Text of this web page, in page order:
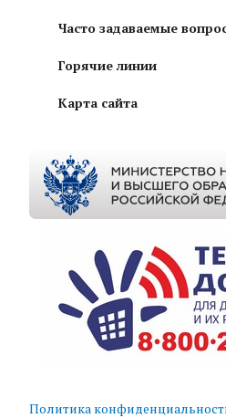
Часто задаваемые
Горячие линии
Карта сайта
Политика